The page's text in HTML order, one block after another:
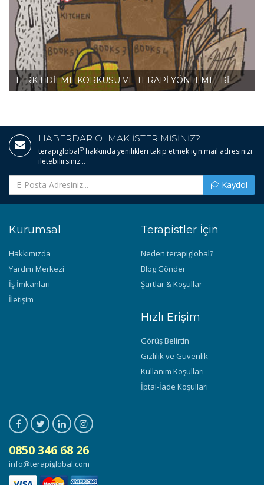
TERK EDİLME KORKUSU VE TERAPİ YÖNTEMLERİ
HABERDAR OLMAK İSTER MİSİNİZ?
terapiglobal® hakkında yenilikleri takip etmek için mail adresinizi
iletebilirsiniz...
Kaydol
Kurumsal
Hakkımızda
Yardım Merkezi
İş İmkanları
İletişim
Terapistler İçin
Neden terapiglobal?
Blog Gönder
Şartlar & Koşullar
Hızlı Erişim
Görüş Belirtin
Gizlilik ve Güvenlik
Kullanım Koşulları
İptal-İade Koşulları
0850 346 68 26
info@terapiglobal.com